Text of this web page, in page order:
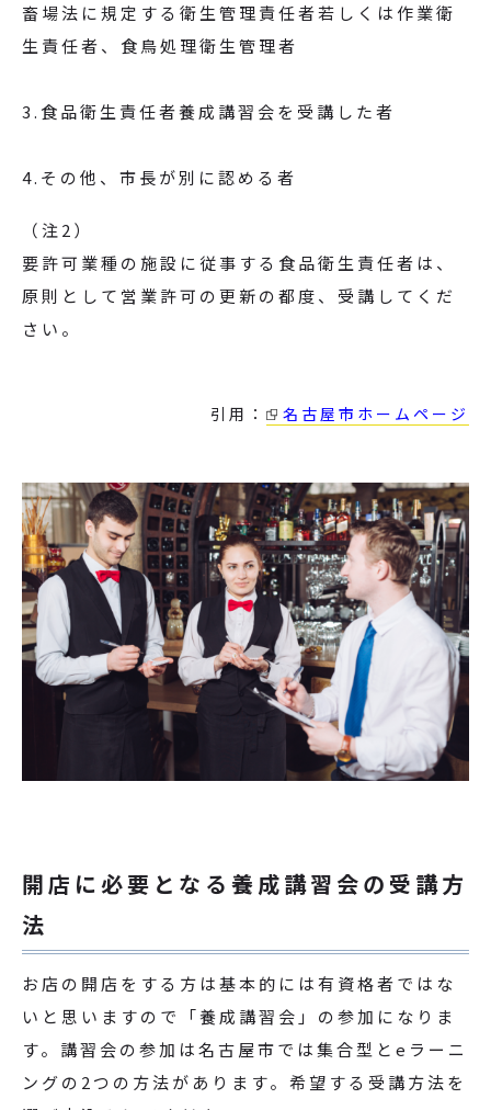
畜場法に規定する衛生管理責任者若しくは作業衛
生責任者、食鳥処理衛生管理者
3.食品衛生責任者養成講習会を受講した者
4.その他、市長が別に認める者
（注2）
要許可業種の施設に従事する食品衛生責任者は、
原則として営業許可の更新の都度、受講してくだ
さい。
引用： 名古屋市ホームページ
開店に必要となる養成講習会の受講方
法
お店の開店をする方は基本的には有資格者ではな
いと思いますので「養成講習会」の参加になりま
す。講習会の参加は名古屋市では集合型とeラーニ
ングの2つの方法があります。希望する受講方法を